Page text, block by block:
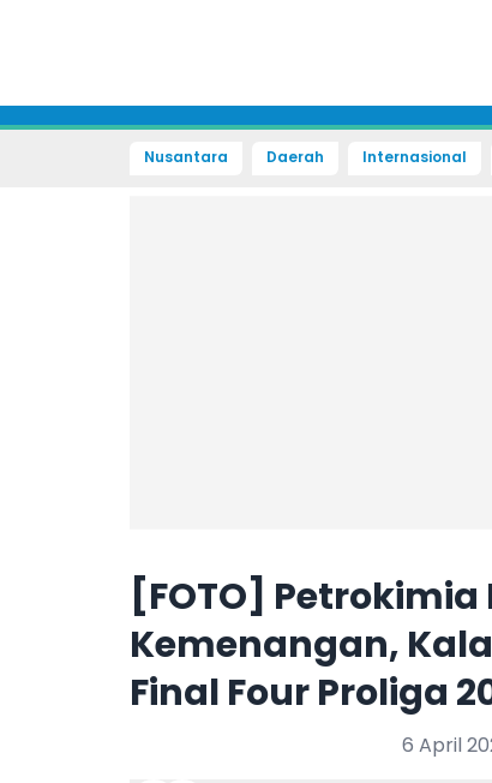
Nusantara Daerah Internasional
[FOTO]
Kemenangan,
Final Four Proliga
6 April